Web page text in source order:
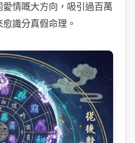
情嘅大方向，吸引過百萬
識分真假命理。